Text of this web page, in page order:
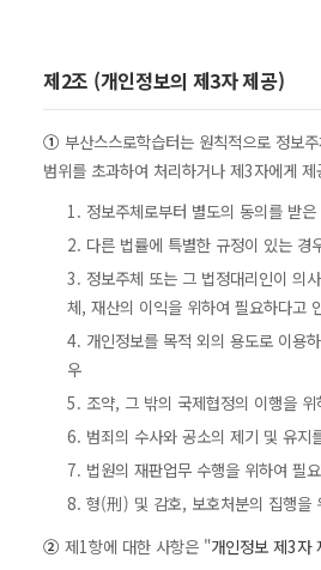
제2조 (개인정보의 제3자 제공)
① 부산스스로학습터는 원칙적으로 정보
범위를 초과하여 처리하거나 제3자에게
1. 정보주체로부터 별도의 동의를 받은
2. 다른 법률에 특별한 규정이 있는 경
3. 정보주체 또는 그 법정대리인이 의
체, 재산의 이익을 위하여 필요하다고
4. 개인정보를 목적 외의 용도로 이용
우
5. 조약, 그 밖의 국제협정의 이행을
6. 범죄의 수사와 공소의 제기 및 유지
7. 법원의 재판업무 수행을 위하여 필
8. 형(刑) 및 감호, 보호처분의 집행을
② 제1항에 대한 사항은 "개인정보 제3자